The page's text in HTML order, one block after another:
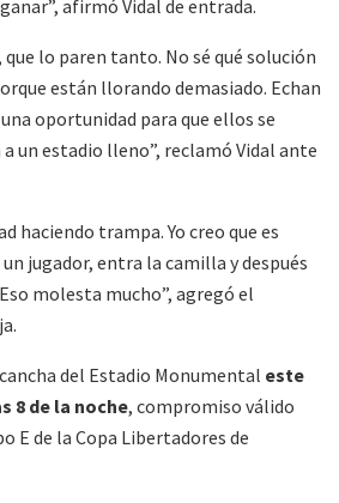
afirmó Vidal de entrada.
lo paren tanto. No sé qué solución
están llorando demasiado. Echan
oportunidad para que ellos se
un estadio lleno”, reclamó Vidal ante
haciendo trampa. Yo creo que es
jugador, entra la camilla y después
molesta mucho”, agregó el
del Estadio Monumental este
8 de la noche, compromiso válido
E de la Copa Libertadores de